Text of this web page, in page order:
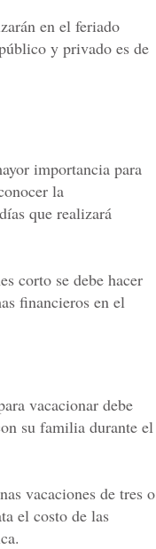
en el feriado
y privado es de
importancia para
la
que realizará
corto se debe hacer
financieros en el
vacacionar debe
su familia durante el
vacaciones de tres o
el costo de las